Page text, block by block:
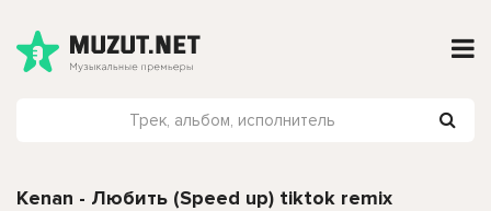
Kenan - Любить (Speed up) tiktok remix